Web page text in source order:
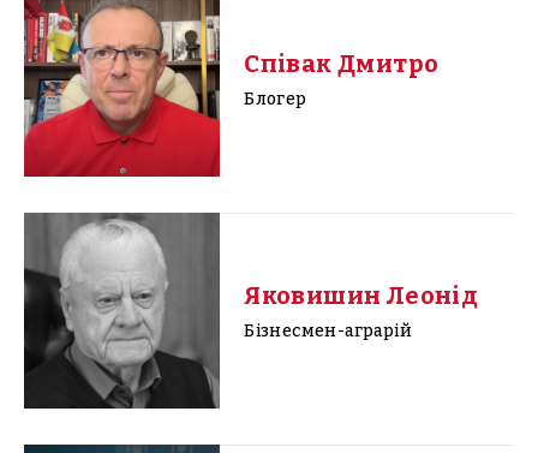
Співак Дмитро
Блогер
Яковишин Леонід
Бізнесмен-аграрій